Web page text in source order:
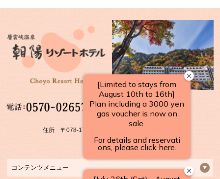
【受付時間】
10：00～17：00
住所 〒078-1701 北海道上川郡 上川町層雲峡温泉
FAX：01658-5-3922
コンテンツメニュー